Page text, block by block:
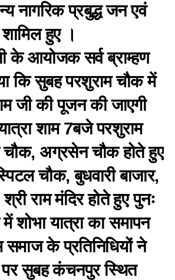
नागरिक प्रबुद्ध जन एवं
हुए ।
के आयोजक सर्व ब्राम्हण
कि सुबह परशुराम चौक में
जी की पूजन की जाएगी
शाम 7बजे परशुराम
अग्रसेन चौक होते हुए
चौक, बुधवारी बाजार,
श्री राम मंदिर होते हुए पुनः
शोभा यात्रा का समापन
समाज के प्रतिनिधियों ने
पर सुबह कंचनपुर स्थित